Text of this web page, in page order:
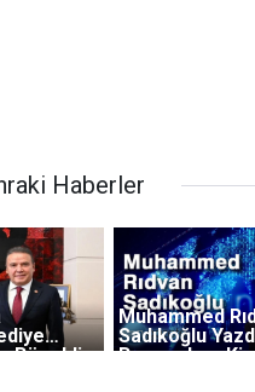
Haberler
Böcek'in
Muhammed
Sadıkoğlu
Başınayken